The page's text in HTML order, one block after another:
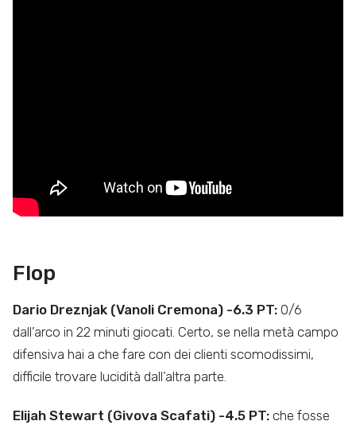
Flop
Dario Dreznjak (Vanoli Cremona) -6.3 PT: 0/6
dall’arco in 22 minuti giocati. Certo, se nella metà campo
difensiva hai a che fare con dei clienti scomodissimi,
difficile trovare lucidità dall’altra parte.
Elijah Stewart (Givova Scafati) -4.5 PT: che fosse